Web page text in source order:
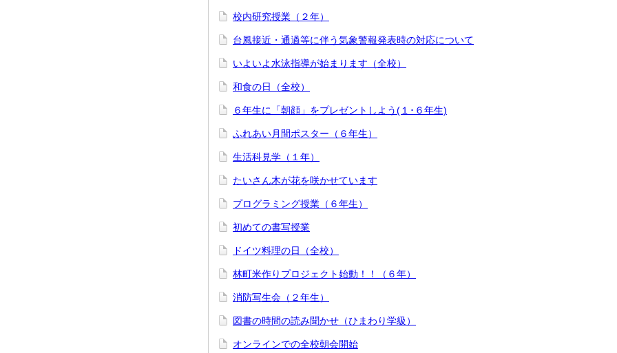
校内研究授業（２年）
台風接近・通過等に伴う気象警報発表時の対応について
いよいよ水泳指導が始まります（全校）
和食の日（全校）
６年生に「朝顔」をプレゼントしよう(１･６年生)
ふれあい月間ポスター（６年生）
生活科見学（１年）
たいさん木が花を咲かせています
プログラミング授業（６年生）
初めての書写授業
ドイツ料理の日（全校）
林町米作りプロジェクト始動！！（６年）
消防写生会（２年生）
図書の時間の読み聞かせ（ひまわり学級）
オンラインでの全校朝会開始